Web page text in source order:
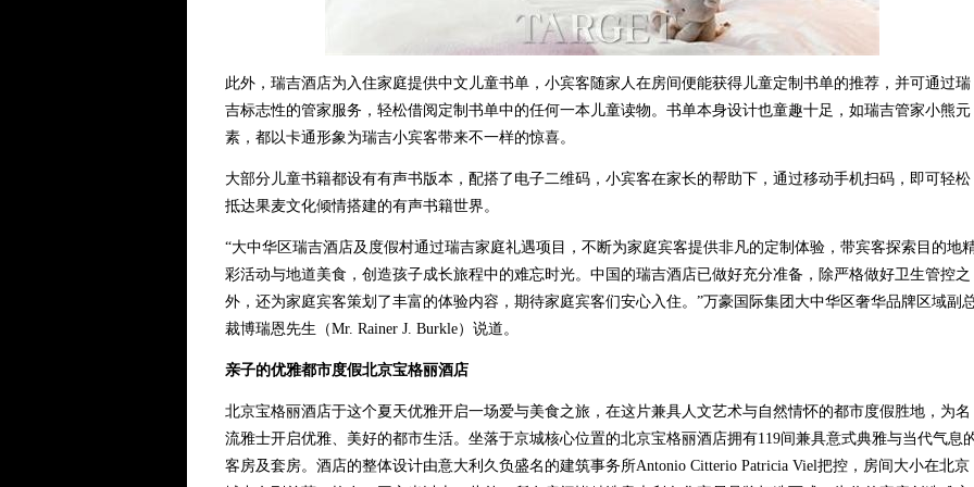
此外，瑞吉酒店为入住家庭提供中文儿童书单，小宾客随家人在房间便能获得儿童定制书单的推荐，并可通过瑞
吉标志性的管家服务，轻松借阅定制书单中的任何一本儿童读物。书单本身设计也童趣十足，如瑞吉管家小熊元
素，都以卡通形象为瑞吉小宾客带来不一样的惊喜。
大部分儿童书籍都设有有声书版本，配搭了电子二维码，小宾客在家长的帮助下，通过移动手机扫码，即可轻松
抵达果麦文化倾情搭建的有声书籍世界。
“大中华区瑞吉酒店及度假村通过瑞吉家庭礼遇项目，不断为家庭宾客提供非凡的定制体验，带宾客探索目的地
彩活动与地道美食，创造孩子成长旅程中的难忘时光。中国的瑞吉酒店已做好充分准备，除严格做好卫生管控之
外，还为家庭宾客策划了丰富的体验内容，期待家庭宾客们安心入住。”万豪国际集团大中华区奢华品牌区域副
裁博瑞恩先生（Mr. Rainer J. Burkle）说道。
亲子的优雅都市度假北京宝格丽酒店
北京宝格丽酒店于这个夏天优雅开启一场爱与美食之旅，在这片兼具人文艺术与自然情怀的都市度假胜地，为名
流雅士开启优雅、美好的都市生活。坐落于京城核心位置的北京宝格丽酒店拥有119间兼具意式典雅与当代气息
客房及套房。酒店的整体设计由意大利久负盛名的建筑事务所Antonio Citterio Patricia Viel把控，房间大小在北京